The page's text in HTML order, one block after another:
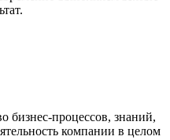
бизнес-процессов, знаний,
компании в целом